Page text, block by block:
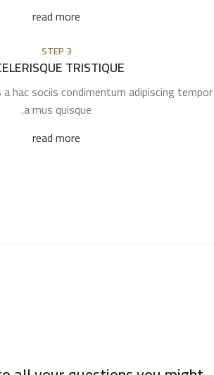
read more
STEP 3
TRISTIQUE
hac sociis condimentum adipiscing tempor
a mus quisque.
read more